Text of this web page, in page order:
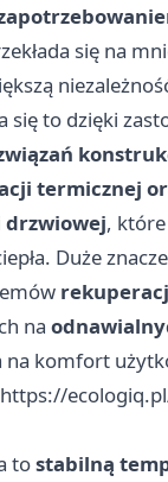
się na
się to dzięki
termicznej
,
Duże
na
na komfort
https://
tostabilną